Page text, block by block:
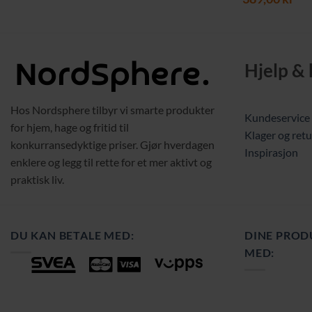
Hos Nordsphere tilbyr vi smarte produkter
for hjem, hage og fritid til
konkurransedyktige priser. Gjør hverdagen
enklere og legg til rette for et mer aktivt og
praktisk liv.
Hjelp &
Kundeservice
Klager og
Inspirasjon
DU KAN BETALE MED:
DINE
MED: